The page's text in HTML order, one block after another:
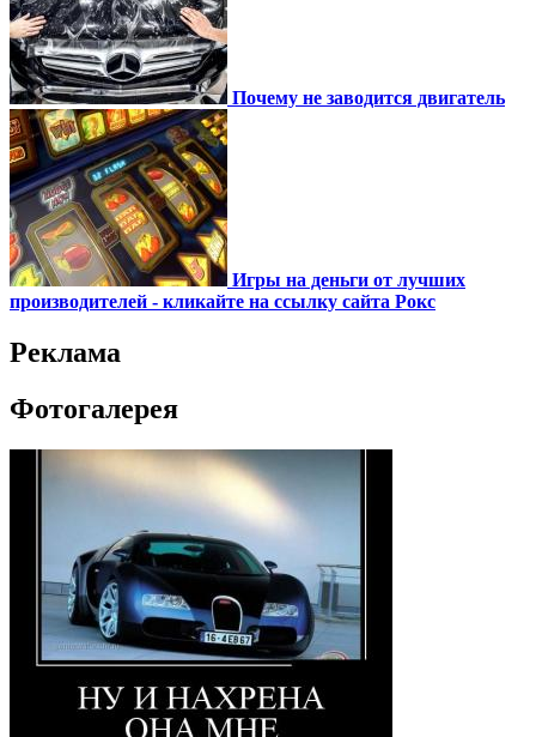
Почему не заводится двигатель
Игры на деньги от лучших
производителей - кликайте на ссылку сайта Рокс
Реклама
Фотогалерея